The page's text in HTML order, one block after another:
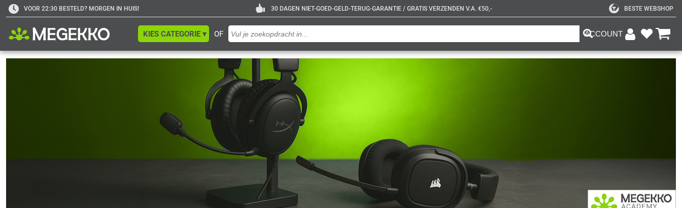
VOOR 22:30 BESTELD? MORGEN IN HUIS! 30 DAGEN NIET-GOED-GELD-TERUG-GARANTIE / GRATIS VERZENDEN V.A. €50,- BESTE WEBSHOP
OF
KIES CATEGORIE ▾ ACCOUNT